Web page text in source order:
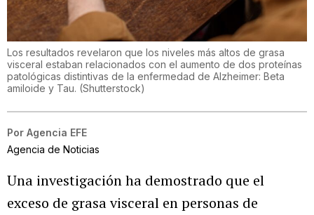
Los resultados revelaron que los niveles más altos de grasa
visceral estaban relacionados con el aumento de dos proteínas
patológicas distintivas de la enfermedad de Alzheimer: Beta
amiloide y Tau. (Shutterstock)
Por Agencia EFE
Agencia de Noticias
Una investigación ha demostrado que el
exceso de grasa visceral en personas de